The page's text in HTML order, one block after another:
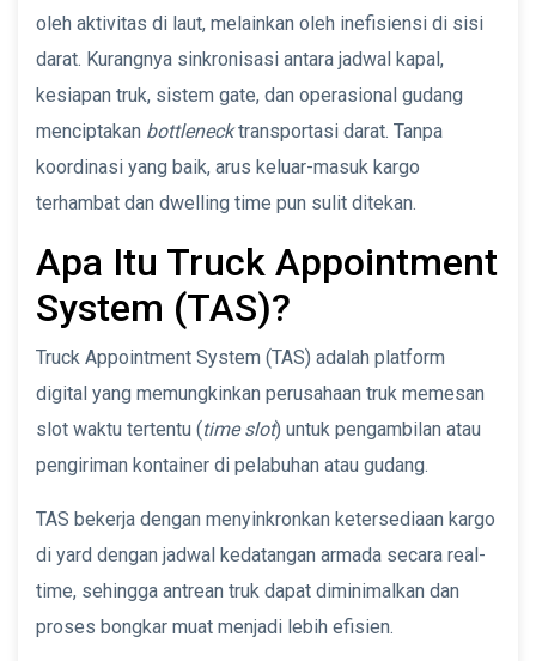
oleh aktivitas di laut, melainkan oleh inefisiensi di sisi
darat. Kurangnya sinkronisasi antara jadwal kapal,
kesiapan truk, sistem gate, dan operasional gudang
menciptakan bottlenecktransportasi darat. Tanpa
koordinasi yang baik, arus keluar-masuk kargo
terhambat dan dwelling time pun sulit ditekan.
Apa Itu Truck Appointment
System (TAS)?
Truck Appointment System (TAS) adalah platform
digital yang memungkinkan perusahaan truk memesan
slot waktu tertentu (time slot) untuk pengambilan atau
pengiriman kontainer di pelabuhan atau gudang.
TAS bekerja dengan menyinkronkan ketersediaan kargo
di yard dengan jadwal kedatangan armada secara real-
time, sehingga antrean truk dapat diminimalkan dan
proses bongkar muat menjadi lebih efisien.